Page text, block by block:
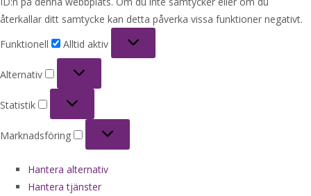
återkallar ditt samtycke kan detta påverka vissa funktioner negativt.
Funktionell
Alltid aktiv
Alternativ
Statistik
Marknadsföring
Hantera alternativ
Hantera tjänster